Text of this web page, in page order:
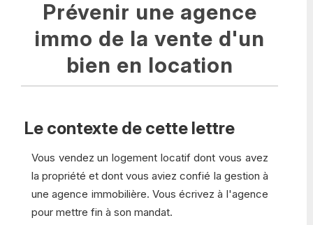
Prévenir une agence
immo de la vente d'un
bien en location
Le contexte de cette lettre
Vous vendez un logement locatif dont vous avez
la propriété et dont vous aviez confié la gestion à
une agence immobilière. Vous écrivez à l'agence
pour mettre fin à son mandat.